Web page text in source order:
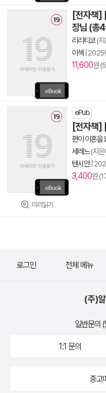
[전자책]
장님 (총
리리티코(지
이색 2025
11,600원
미리읽기
ePub
[전자책]
편이 이혼을
세레느(지은
텐시안|
3,400원
로그인 전체 메뉴
(주)
일반문의
1:1 문의
중고